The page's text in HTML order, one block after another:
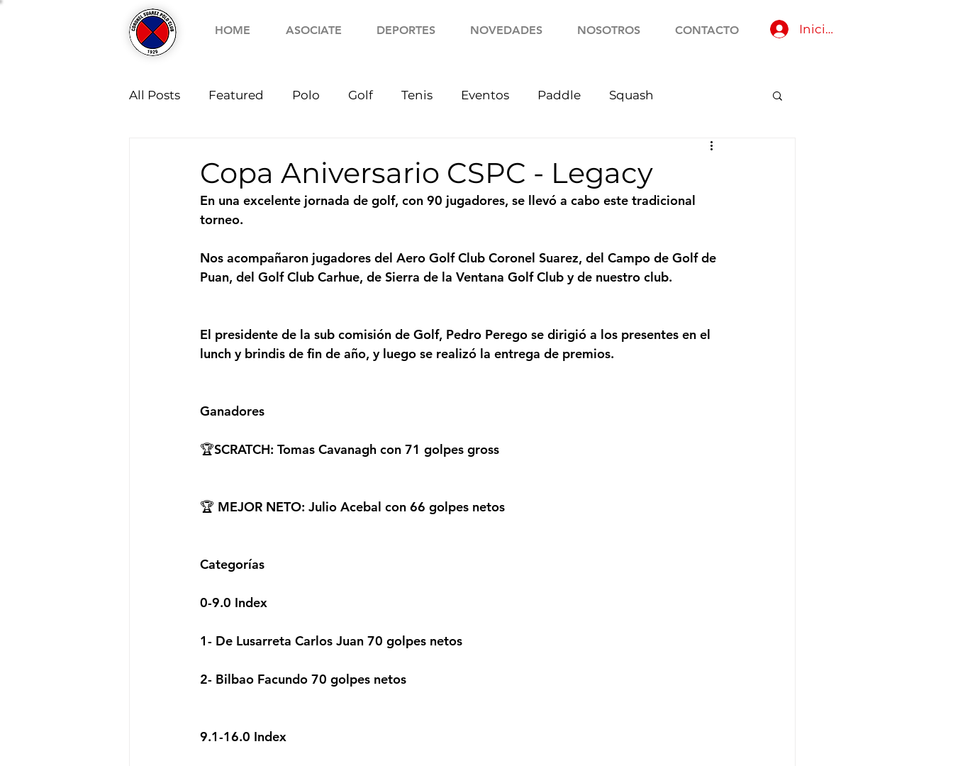
HOME ASOCIATE DEPORTES NOVEDADES NOSOTROS CONTACTO Iniciar sesión
All Posts Featured Polo Golf Tenis Eventos Paddle Squash
Copa Aniversario CSPC - Legacy
En una excelente jornada de golf, con 90 jugadores, se llevó a cabo este tradicional
torneo.
Nos acompañaron jugadores del Aero Golf Club Coronel Suarez, del Campo de Golf de
Puan, del Golf Club Carhue, de Sierra de la Ventana Golf Club y de nuestro club.
El presidente de la sub comisión de Golf, Pedro Perego se dirigió a los presentes en el
lunch y brindis de fin de año, y luego se realizó la entrega de premios.
Ganadores
🏆SCRATCH: Tomas Cavanagh con 71 golpes gross
🏆 MEJOR NETO: Julio Acebal con 66 golpes netos
Categorías
0-9.0 Index
1- De Lusarreta Carlos Juan 70 golpes netos
2- Bilbao Facundo 70 golpes netos
9.1-16.0 Index